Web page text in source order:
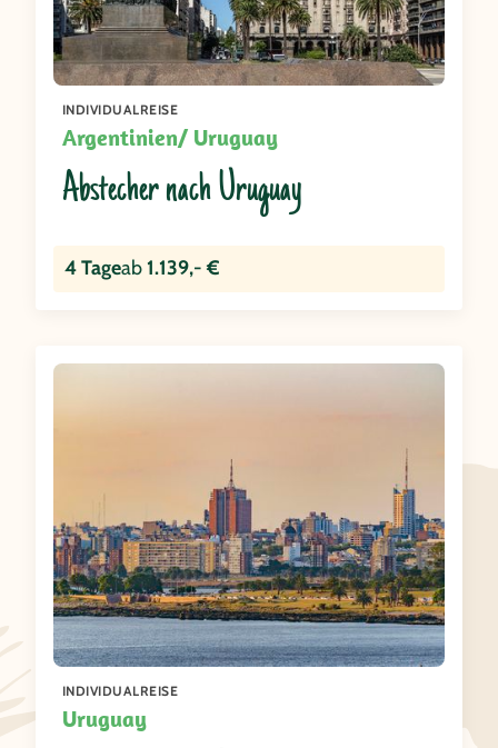
INDIVIDUALREISE
Argentinien/ Uruguay
Abstecher nach Uruguay
4 Tageab1.139,- €
INDIVIDUALREISE
Uruguay